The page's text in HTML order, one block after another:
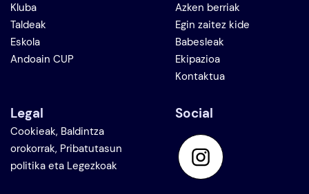
Kluba
Taldeak
Eskola
Andoain CUP
Azken berriak
Egin zaitez kide
Babesleak
Ekipazioa
Kontaktua
Legal
Cookieak, Baldintza
orokorrak, Pribatutasun
politika eta Legezkoak
Social